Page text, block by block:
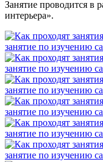
Занятие проводится в
интерьера».